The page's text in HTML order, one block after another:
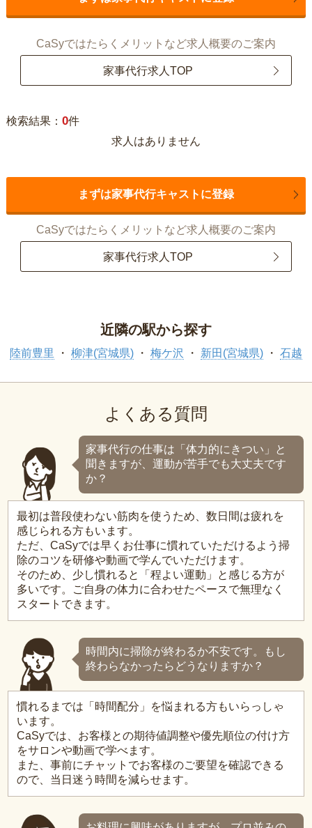
CaSyではたらくメリットなど求人概要のご案内
家事代行求人TOP
検索結果： 0件
求人はありません
まずは家事代行キャストに登録
CaSyではたらくメリットなど求人概要のご案内
家事代行求人TOP
近隣の駅から探す
陸前豊里 柳津(宮城県) 梅ケ沢 新田(宮城県) 石越
よくある質問
家事代行の仕事は「体力的にきつい」と
聞きますが、運動が苦手でも大丈夫です
か？
最初は普段使わない筋肉を使うため、数日間は疲れを
感じられる方もいます。
ただ、CaSyでは早くお仕事に慣れていただけるよう掃
除のコツを研修や動画で学んでいただけます。
そのため、少し慣れると「程よい運動」と感じる方が
多いです。ご自身の体力に合わせたペースで無理なく
スタートできます。
時間内に掃除が終わるか不安です。もし
終わらなかったらどうなりますか？
慣れるまでは「時間配分」を悩まれる方もいらっしゃ
います。
CaSyでは、お客様との期待値調整や優先順位の付け方
をサロンや動画で学べます。
また、事前にチャットでお客様のご要望を確認できる
ので、当日迷う時間を減らせます。